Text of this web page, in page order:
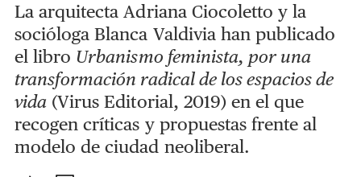
La arquitecta Adriana Ciocoletto y la
socióloga Blanca Valdivia han publicado
el libro Urbanismo feminista, por una
transformación radical de los espacios de
vida (Virus Editorial, 2019) en el que
recogen críticas y propuestas frente al
modelo de ciudad neoliberal.